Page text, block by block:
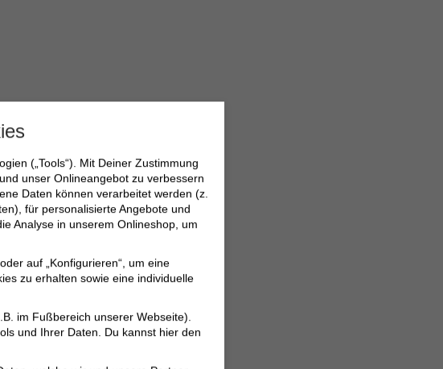
(„Tools“). Mit Deiner Zustimmung
unser Onlineangebot zu verbessern
Daten können verarbeitet werden (z.
für personalisierte Angebote und
Analyse in unserem Onlineshop, um
auf „Konfigurieren“, um eine
zu erhalten sowie eine individuelle
im Fußbereich unserer Webseite).
und Ihrer Daten. Du kannst hier den